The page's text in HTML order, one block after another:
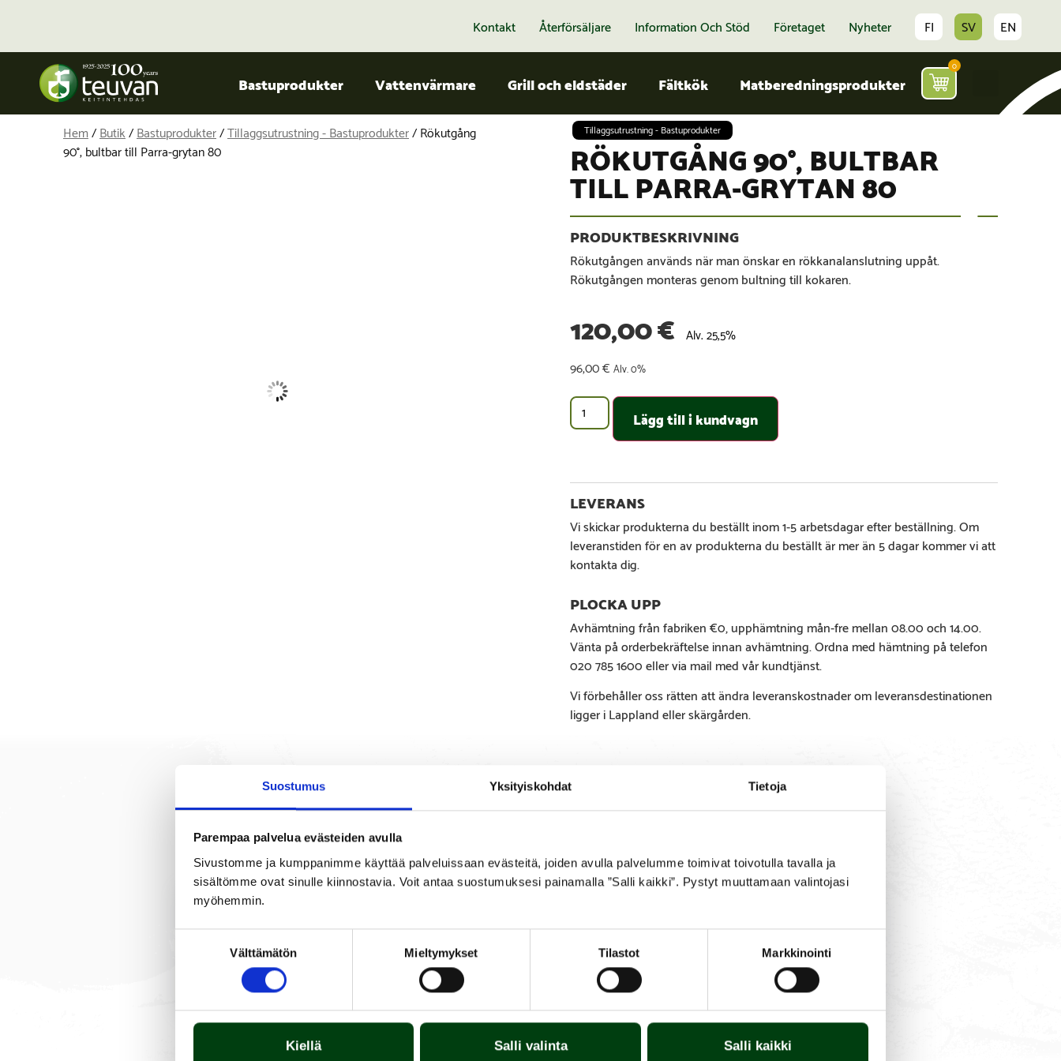
Suostumus Yksityiskohdat Tietoja
Parempaa palvelua evästeiden avulla
Sivustomme ja kumppanimme käyttää palveluissaan evästeitä, joiden avulla palvelumme toimivat toivotulla tavalla ja
sisältömme ovat sinulle kiinnostavia. Voit antaa suostumuksesi painamalla ”Salli kaikki”. Pystyt muuttamaan valintojasi
myöhemmin.
Välttämätön Mieltymykset Tilastot Markkinointi
Kiellä Salli valinta Salli kaikki
Kontakt Återförsäljare Information Och Stöd Företaget Nyheter FI SV EN
Bastuprodukter Vattenvärmare Grill och eldstäder Fältkök Matberedningsprodukter
0
Hem/Butik/Bastuprodukter/Tillaggsutrustning - Bastuprodukter/ Rökutgång
90°, bultbar till Parra-grytan 80
Tillaggsutrustning - Bastuprodukter
RÖKUTGÅNG 90°, BULTBAR
TILL PARRA-GRYTAN 80
Rökutgången används när man önskar en rökkanalanslutning uppåt.
Rökutgången monteras genom bultning till kokaren.
120,00€ Alv. 25,5%
96,00€ Alv. 0%
Lägg till i kundvagn
Vi skickar produkterna du beställt inom 1-5 arbetsdagar efter beställning. Om
leveranstiden för en av produkterna du beställt är mer än 5 dagar kommer vi att
kontakta dig.
Avhämtning från fabriken €0, upphämtning mån-fre mellan 08.00 och 14.00.
Vänta på orderbekräftelse innan avhämtning. Ordna med hämtning på telefon
020 785 1600 eller via mail med vår kundtjänst.
Vi förbehåller oss rätten att ändra leveranskostnader om leveransdestinationen
ligger i Lappland eller skärgården.
PRODUKT
BESKRIVNING INFORMATION BRUKSANVISNINGAR
kokaren. Material rostfrit stål. Rökutgång diameter 143 mm.